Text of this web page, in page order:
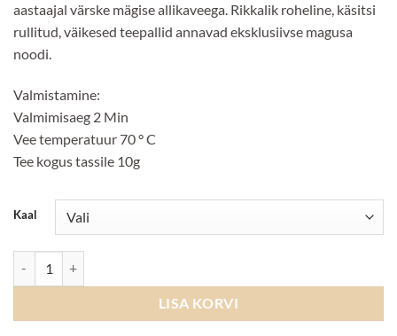
aastaajal värske mägise allikaveega. Rikkalik roheline, käsitsi
rullitud, väikesed teepallid annavad eksklusiivse magusa
noodi.
Valmistamine:
Valmimisaeg 2 Min
Vee temperatuur 70 ° C
Tee kogus tassile 10g
Kaal
LISA KORVI